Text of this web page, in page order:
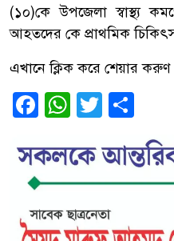
(১০)কে উপজেলা স্বাস্থ্য
আহতদের কে প্রাথমিক
এখানে ক্লিক করে শেয়ার করুণ
Facebook
WhatsApp
Twitter